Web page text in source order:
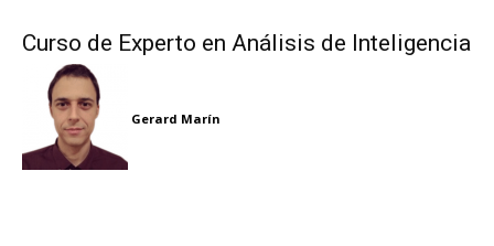
Curso de Experto en Análisis de Inteligencia
Gerard Marín